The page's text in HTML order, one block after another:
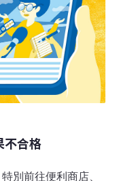
銷售一空。
不合格
別前往便利商店、